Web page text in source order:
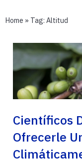
Home » Tag: Altitud
Científicos
Ofrecerle